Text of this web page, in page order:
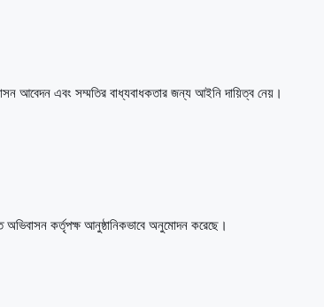
আবেদন এবং সম্মতির বাধ্যবাধকতার জন্য আইনি দায়িত্ব নেয়।
অভিবাসন কর্তৃপক্ষ আনুষ্ঠানিকভাবে অনুমোদন করেছে।